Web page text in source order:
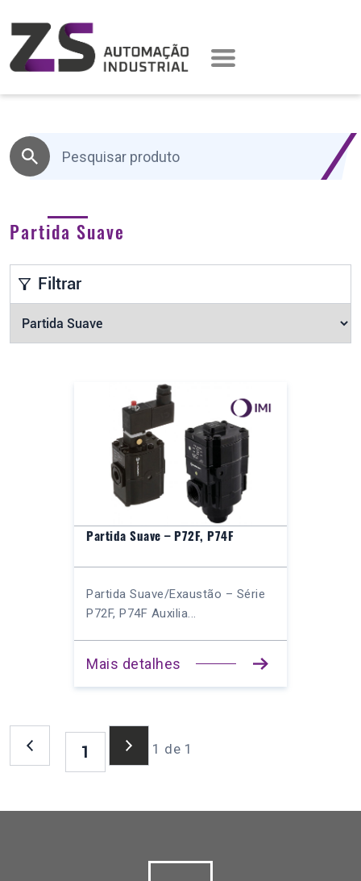
Partida Suave
Filtrar
Partida Suave – P72F, P74F
Partida Suave/Exaustão – Série
P72F, P74F Auxilia...
Mais detalhes
1 1 de 1